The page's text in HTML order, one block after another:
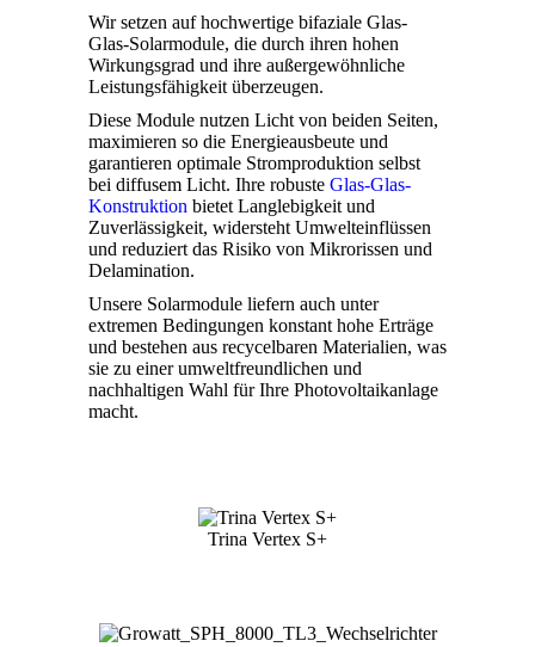
Wir setzen auf hochwertige bifaziale Glas-
Glas-Solarmodule, die durch ihren hohen
Wirkungsgrad und ihre außergewöhnliche
Leistungsfähigkeit überzeugen.
Diese Module nutzen Licht von beiden Seiten,
maximieren so die Energieausbeute und
garantieren optimale Stromproduktion selbst
bei diffusem Licht. Ihre robuste Glas-Glas-
Konstruktion bietet Langlebigkeit und
Zuverlässigkeit, widersteht Umwelteinflüssen
und reduziert das Risiko von Mikrorissen und
Delamination.
Unsere Solarmodule liefern auch unter
extremen Bedingungen konstant hohe Erträge
und bestehen aus recycelbaren Materialien, was
sie zu einer umweltfreundlichen und
nachhaltigen Wahl für Ihre Photovoltaikanlage
macht.
Trina Vertex S+